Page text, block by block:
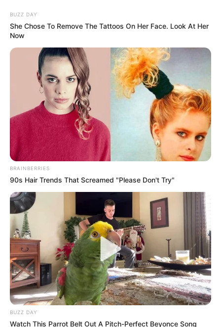
contenu AU PETIT PARIEUR
Menu
PRONOSTIC QUINTÉ PRIX DE LA TOUR
EIFFEL 01-07-2026
BUZZ DAY
She Chose To Remove The Tattoos On Her Face. Look At Her
Now
BRAINBERRIES
90s Hair Trends That Screamed "Please Don't Try"
BUZZ DAY
Watch This Parrot Belt Out A Pitch-Perfect Beyonce Song